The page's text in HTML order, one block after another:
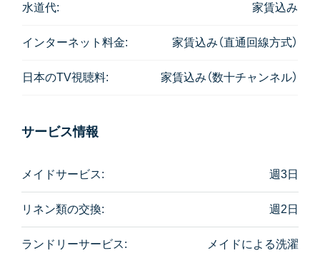
備考：1Bed 48㎡は、写真を掲載してあるお部屋以外
に、同じ広さで全く違った間取りのお部屋がもう１タ
すめインド料理店をご紹介
水道代: 家賃込み
インターネット料金: 家賃込み（直通回線方式）
日本のTV視聴料: 家賃込み（数十チャンネル）
サービス情報
メイドサービス: 週3日
リネン類の交換: 週2日
ランドリーサービス: メイドによる洗濯